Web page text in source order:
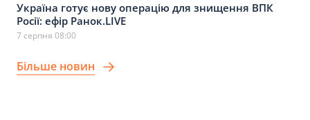
Україна готує нову операцію для знищення ВПК
Росії: ефір Ранок.LIVE
7 серпня 08:00
Більше новин